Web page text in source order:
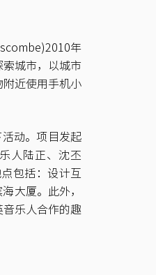
年
城市，以城市
近使用手机小
动。项目发起
人陆正、沈丕
包括：设计互
大厦。此外，
乐人合作的趣